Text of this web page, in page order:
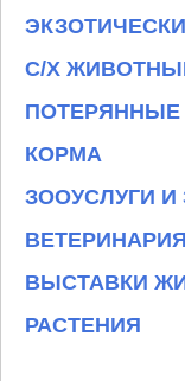
С/Х
КОРМА
ЗООУСЛУГИ
ВЫСТАВКИ
РАСТЕНИЯ